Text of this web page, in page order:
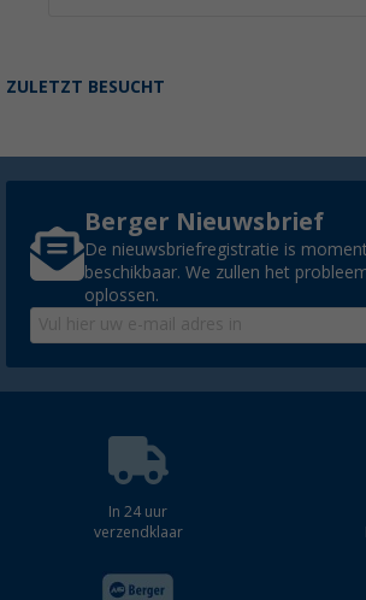
ZULETZT BESUCHT
Berger Nieuwsbrief
De nieuwsbriefregistratie is
beschikbaar. We zullen het
oplossen.
In 24 uur
verzendklaar